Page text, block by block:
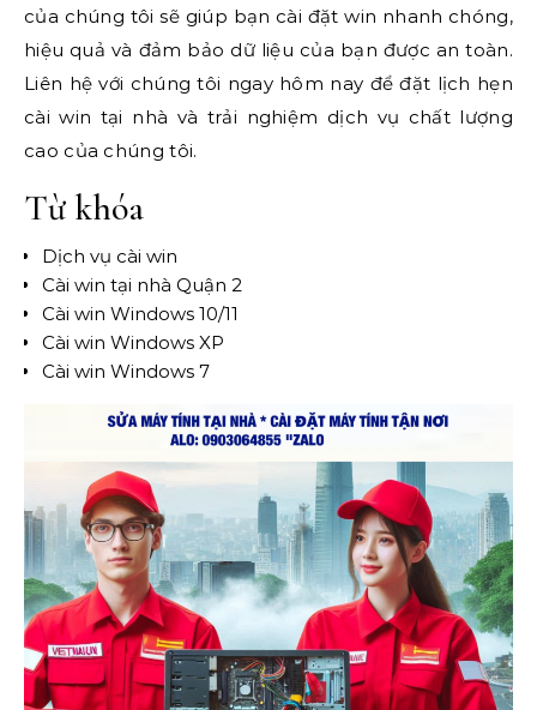
của chúng tôi sẽ giúp bạn cài đặt win nhanh chóng,
hiệu quả và đảm bảo dữ liệu của bạn được an toàn.
Liên hệ với chúng tôi ngay hôm nay để đặt lịch hẹn
cài win tại nhà và trải nghiệm dịch vụ chất lượng
cao của chúng tôi.
Từ khóa
Dịch vụ cài win
Cài win tại nhà Quận 2
Cài win Windows 10/11
Cài win Windows XP
Cài win Windows 7